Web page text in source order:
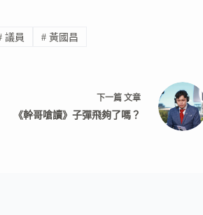
議員 # 黃國昌
下一篇 文章
《幹哥嗆讀》子彈飛夠了嗎？